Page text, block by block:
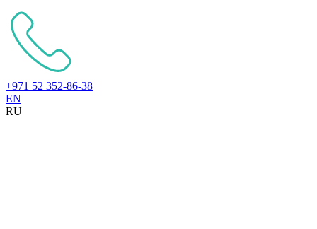
+971 52 352-86-38
EN
RU